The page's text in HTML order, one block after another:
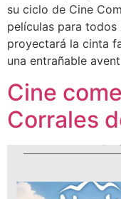
su ciclo de Cine
películas para todos
proyectará la cinta
una entrañable
Cine
Corrales